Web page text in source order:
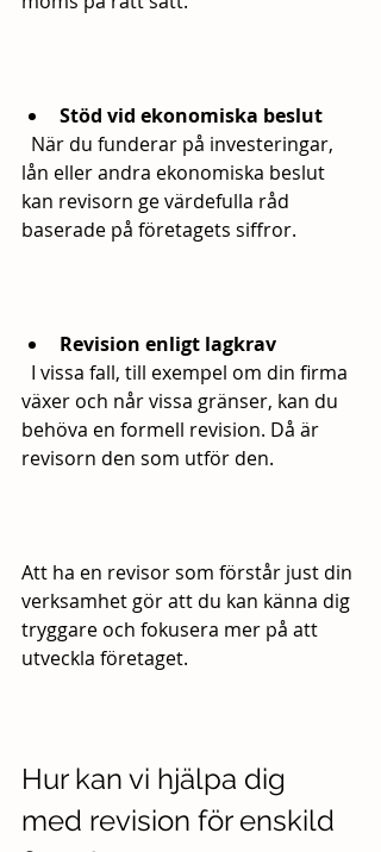
Stöd vid ekonomiska beslut
lån eller andra ekonomiska beslut
kan revisorn ge värdefulla råd
baserade på företagets siffror.
Revision enligt lagkrav
växer och når vissa gränser, kan du
behöva en formell revision. Då är
revisorn den som utför den.
Att ha en revisor som förstår just din
verksamhet gör att du kan känna dig
tryggare och fokusera mer på att
utveckla företaget.
Hur kan vi hjälpa dig
med revision för enskild